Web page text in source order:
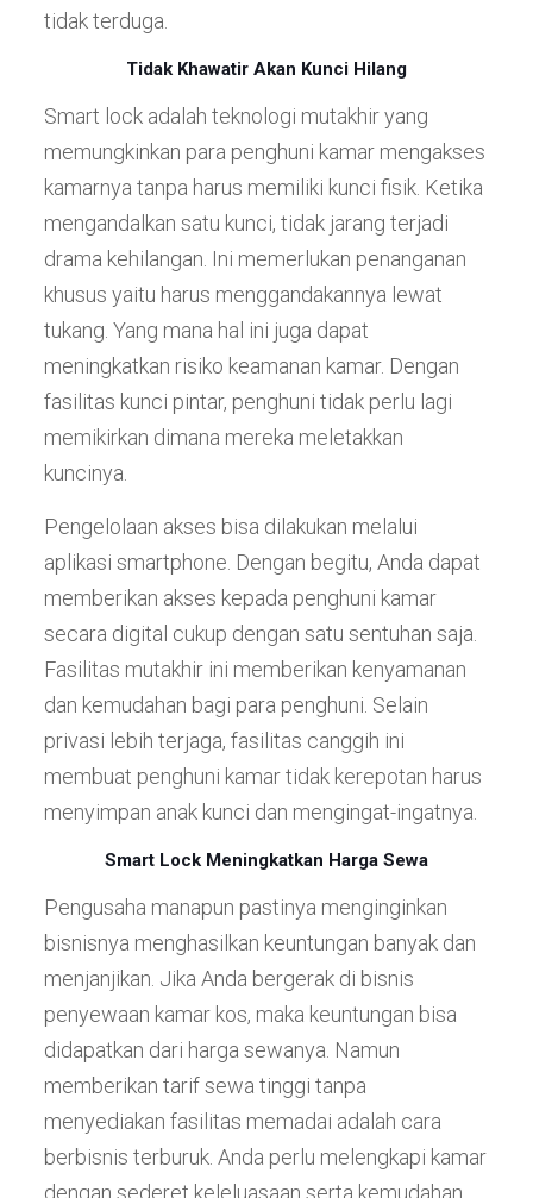
tidak terduga.
Tidak Khawatir Akan Kunci Hilang
Smart lock adalah teknologi mutakhir yang
memungkinkan para penghuni kamar mengakses
kamarnya tanpa harus memiliki kunci fisik. Ketika
mengandalkan satu kunci, tidak jarang terjadi
drama kehilangan. Ini memerlukan penanganan
khusus yaitu harus menggandakannya lewat
tukang. Yang mana hal ini juga dapat
meningkatkan risiko keamanan kamar. Dengan
fasilitas kunci pintar, penghuni tidak perlu lagi
memikirkan dimana mereka meletakkan
kuncinya.
Pengelolaan akses bisa dilakukan melalui
aplikasi smartphone. Dengan begitu, Anda dapat
memberikan akses kepada penghuni kamar
secara digital cukup dengan satu sentuhan saja.
Fasilitas mutakhir ini memberikan kenyamanan
dan kemudahan bagi para penghuni. Selain
privasi lebih terjaga, fasilitas canggih ini
membuat penghuni kamar tidak kerepotan harus
menyimpan anak kunci dan mengingat-ingatnya.
Smart Lock Meningkatkan Harga Sewa
Pengusaha manapun pastinya menginginkan
bisnisnya menghasilkan keuntungan banyak dan
menjanjikan. Jika Anda bergerak di bisnis
penyewaan kamar kos, maka keuntungan bisa
didapatkan dari harga sewanya. Namun
memberikan tarif sewa tinggi tanpa
menyediakan fasilitas memadai adalah cara
berbisnis terburuk. Anda perlu melengkapi kamar
dengan sederet keleluasaan serta kemudahan